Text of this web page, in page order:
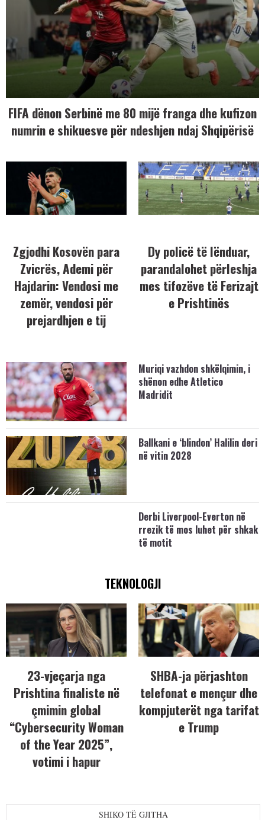
FIFA dënon Serbinë me 80 mijë franga dhe kufizon
numrin e shikuesve për ndeshjen ndaj Shqipërisë
Zgjodhi Kosovën para
Zvicrës, Ademi për
Hajdarin: Vendosi me
zemër, vendosi për
prejardhjen e tij
Dy policë të lënduar,
parandalohet përleshja
mes tifozëve të Ferizajt
e Prishtinës
Muriqi vazhdon shkëlqimin, i
shënon edhe Atletico
Madridit
Ballkani e ‘blindon’ Halilin deri
në vitin 2028
Derbi Liverpool-Everton në
rrezik të mos luhet për shkak
të motit
TEKNOLOGJI
23-vjeçarja nga
Prishtina finaliste në
çmimin global
“Cybersecurity Woman
of the Year 2025”,
votimi i hapur
SHBA-ja përjashton
telefonat e mençur dhe
kompjuterët nga tarifat
e Trump
SHIKO TË GJITHA